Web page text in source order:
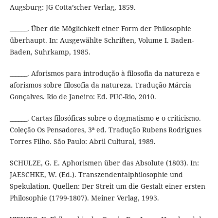
Augsburg: JG Cotta’scher Verlag, 1859.
______. Über die Möglichkeit einer Form der Philosophie
überhaupt. In: Ausgewählte Schriften, Volume I. Baden-
Baden, Suhrkamp, 1985.
______. Aforismos para introdução à filosofia da natureza e
aforismos sobre filosofia da natureza. Tradução Márcia
Gonçalves. Rio de Janeiro: Ed. PUC-Rio, 2010.
______. Cartas filosóficas sobre o dogmatismo e o criticismo.
Coleção Os Pensadores, 3ª ed. Tradução Rubens Rodrigues
Torres Filho. São Paulo: Abril Cultural, 1989.
SCHULZE, G. E. Aphorismen über das Absolute (1803). In:
JAESCHKE, W. (Ed.). Transzendentalphilosophie und
Spekulation. Quellen: Der Streit um die Gestalt einer ersten
Philosophie (1799-1807). Meiner Verlag, 1993.